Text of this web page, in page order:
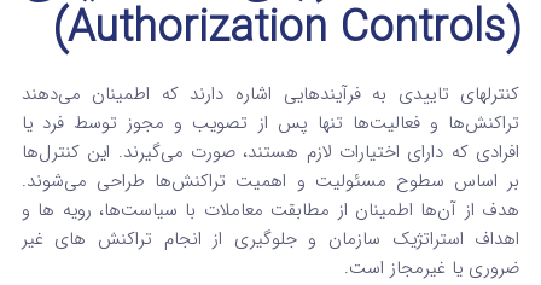
(Authorization Controls)
کنترلهای تاییدی به فرآیندهایی اشاره دارند که اطمینان می‌دهند
تراکنش‌ها و فعالیت‌ها تنها پس از تصویب و مجوز توسط فرد یا
افرادی که دارای اختیارات لازم هستند، صورت می‌گیرند. این کنترل‌ها
بر اساس سطوح مسئولیت و اهمیت تراکنش‌ها طراحی می‌شوند.
هدف از آن‌ها اطمینان از مطابقت معاملات با سیاست‌ها، رویه‌ ها و
اهداف استراتژیک سازمان و جلوگیری از انجام تراکنش‌ های غیر
ضروری یا غیرمجاز است.